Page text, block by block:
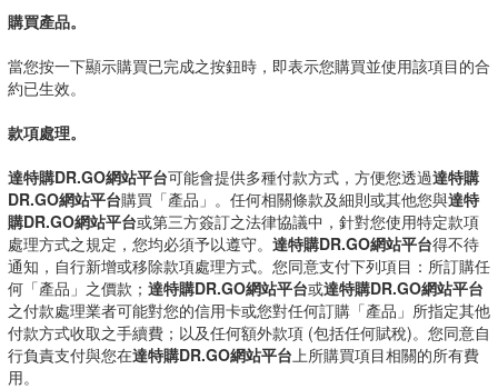
購買產品。
當您按一下顯示購買已完成之按鈕時，即表示您購買並使用該項目的合
約已生效。
款項處理。
達特購DR.GO網站平台可能會提供多種付款方式，方便您透過達特購
DR.GO網站平台購買「產品」。任何相關條款及細則或其他您與達特
購DR.GO網站平台或第三方簽訂之法律協議中，針對您使用特定款項
處理方式之規定，您均必須予以遵守。 達特購DR.GO網站平台得不待
通知，自行新增或移除款項處理方式。您同意支付下列項目：所訂購任
何「產品」之價款； 達特購DR.GO網站平台或達特購DR.GO網站平台
之付款處理業者可能對您的信用卡或您對任何訂購「產品」所指定其他
付款方式收取之手續費；以及任何額外款項 (包括任何賦稅)。您同意自
行負責支付與您在達特購DR.GO網站平台上所購買項目相關的所有費
用。